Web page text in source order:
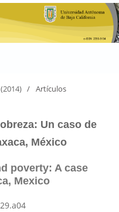
/ Artículos
Un caso de
México
poverty: A case
Mexico